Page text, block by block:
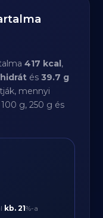
417 kcal,
és39.7 g
mennyi
g, 250 g és
kb. 21%-a